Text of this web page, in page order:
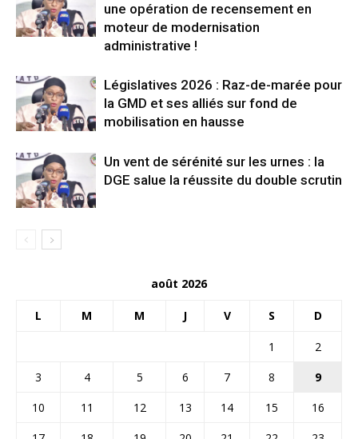
une opération de recensement en
moteur de modernisation
administrative !
Législatives 2026 : Raz-de-marée pour
la GMD et ses alliés sur fond de
mobilisation en hausse
Un vent de sérénité sur les urnes : la
DGE salue la réussite du double scrutin
août 2026
L M M J V S D
1
2
3
4 5 6 7 8
9
10
11 12 13 14 15
16